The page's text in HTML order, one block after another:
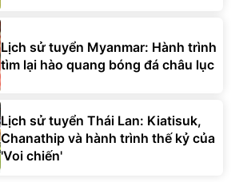
Lịch sử tuyển Myanmar: Hành trình
tìm lại hào quang bóng đá châu lục
Lịch sử tuyển Thái Lan: Kiatisuk,
Chanathip và hành trình thế kỷ của
'Voi chiến'